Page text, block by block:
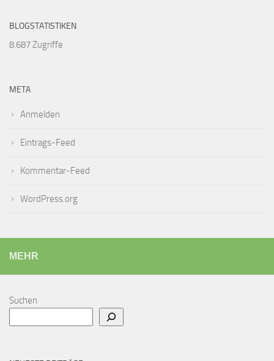
BLOGSTATISTIKEN
8.687 Zugriffe
META
Anmelden
Eintrags-Feed
Kommentar-Feed
WordPress.org
MEHR
Suchen